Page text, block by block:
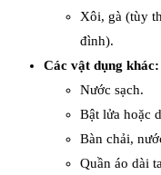
Xôi, gà (tùy
đình).
Các vật dụng khác:
Nước sạch.
Bật lửa hoặc
Bàn chải,
Quần áo dài